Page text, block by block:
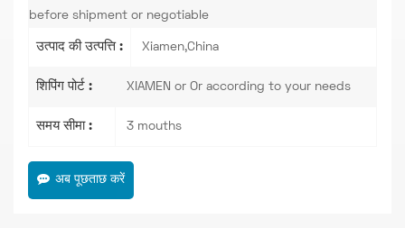
before shipment or negotiable
उत्पाद की उत्पत्ति : Xiamen,China
शिपिंग पोर्ट : XIAMEN or Or according to your needs
समय सीमा : 3 mouths
अब पूछताछ करें